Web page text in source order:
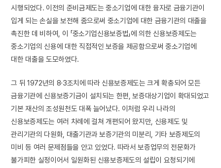
시행되었다. 이전의 준비금제도는 중소기업에 대한 융자로 금융기관이
입게 되는 손실을 보전해 줌으로써 중소기업에 대한 금융기관의 대출을
촉진한 데 비하여, 이 「중소기업신용보증법」에 의한 신용보증제도는
중소기업의 신용에 대한 직접적인 보증을 제공함으로써 중소기업에
대한 대출을 도모하였다.
그 뒤 1972년의 8·3조치에 따라 신용보증제도는 크게 확충되어 모든
금융기관에 신용보증기금이 설치되는 한편, 보증대상기업이 확대되었고
기본 재산의 조성원천도 대폭 늘어났다. 이처럼 우리 나라의
신용보증제도는 여러 차례에 걸쳐 개편되어 왔지만, 신용제도 및
관리기관의 다원화, 대출기관과 보증기관의 미분리, 기타 보증제도의
미비 등 여러 문제점들을 안고 있었다. 따라서 보증업무의 전문화가
불가피한 실정이어서 일원화된 신용보증제도의 설립이 요청되기에